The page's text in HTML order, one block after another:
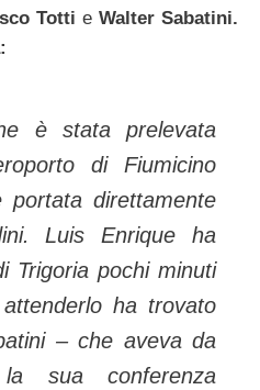
Totti e Walter Sabatini.
è stata prelevata
di Fiumicino
direttamente
Luis Enrique ha
Trigoria pochi minuti
ha trovato
– che aveva da
sua conferenza